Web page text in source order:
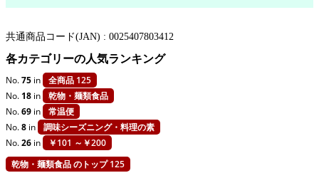
共通商品コード(JAN) : 0025407803412
各カテゴリーの人気ランキング
No.75 in
全商品 125
No. 18 in
乾物・麺類食品
No.69 in
常温便
No.8 in
調味シーズニング・料理の素
No.26 in
￥101 ～￥200
乾物・麺類食品 のトップ 125